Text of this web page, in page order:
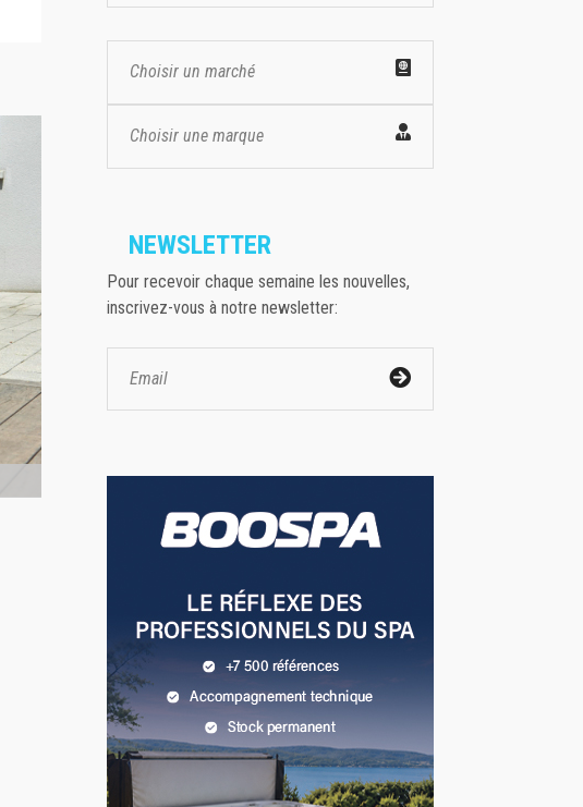
Choisir un marché
Choisir une marque
NEWSLETTER
Pour recevoir chaque semaine les nouvelles,
inscrivez-vous à notre newsletter: